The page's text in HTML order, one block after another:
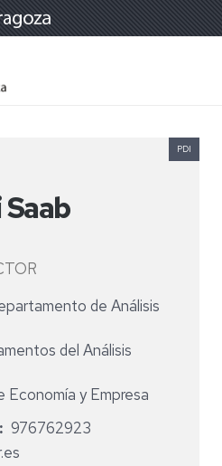
PDI
de Análisis
del Análisis
Economía y Empresa
976762923